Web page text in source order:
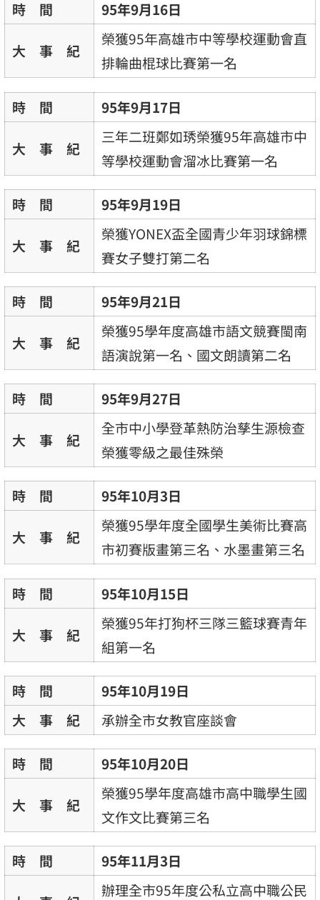
時 間 95年9月16日
大 事 紀
榮獲95年高雄市中等學校運動會直
排輪曲棍球比賽第一名
時 間 95年9月17日
大 事 紀
三年二班鄭如琇榮獲95年高雄市中
等學校運動會溜冰比賽第一名
時 間 95年9月19日
大 事 紀
榮獲YONEX盃全國青少年羽球錦標
賽女子雙打第二名
時 間 95年9月21日
大 事 紀
榮獲95學年度高雄市語文競賽閩南
語演說第一名、國文朗讀第二名
時 間 95年9月27日
大 事 紀
全市中小學登革熱防治孳生源檢查
榮獲零級之最佳殊榮
時 間 95年10月3日
大 事 紀
榮獲95學年度全國學生美術比賽高
市初賽版畫第三名、水墨畫第三名
時 間 95年10月15日
大 事 紀
榮獲95年打狗杯三隊三籃球賽青年
組第一名
時 間
95年10月19日
大 事 紀
承辦全市女教官座談會
時 間 95年10月20日
大 事 紀
榮獲95學年度高雄市高中職學生國
文作文比賽第三名
時 間 95年11月3日
辦理全市95年度公私立高中職公民